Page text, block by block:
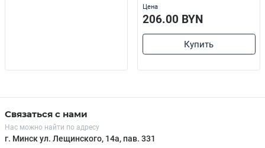
Цена
206.00 BYN
Купить
Связаться с нами
Нас можно найти по адресу
г. Минск ул. Лещинского, 14а, пав. 331